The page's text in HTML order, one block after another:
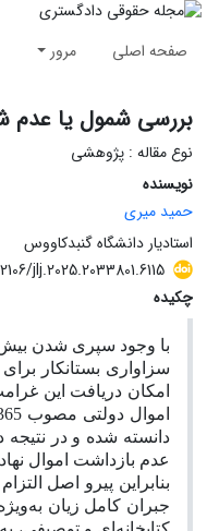
صفحه اصلی مرور
بررسی شمول یا عدم
نوع مقاله : پژوهشی
نویسنده
حمید میری
استادیار دانشگاه گنبدکاووس
jlj.2025.2033801.6115
چکیده
سزاواری بستانکار
امکان دریافت این
دانسته شده و در
عدم بازداشت اموال
بنابراین پیرو اصل
جبران کامل زیان